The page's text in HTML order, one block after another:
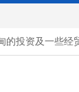
投资及一些经贸